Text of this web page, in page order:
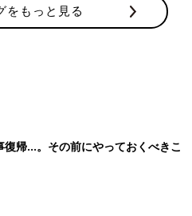
をもっと見る
復帰…。その前にやっておくべきこ